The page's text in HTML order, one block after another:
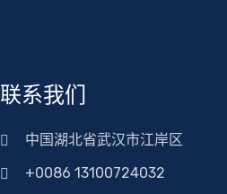
联系我们
中国湖北省武汉市江岸区
+0086 13100724032